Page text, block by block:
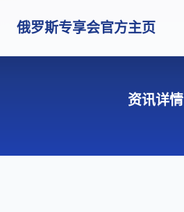
俄罗斯专享会官方主页
资讯详情